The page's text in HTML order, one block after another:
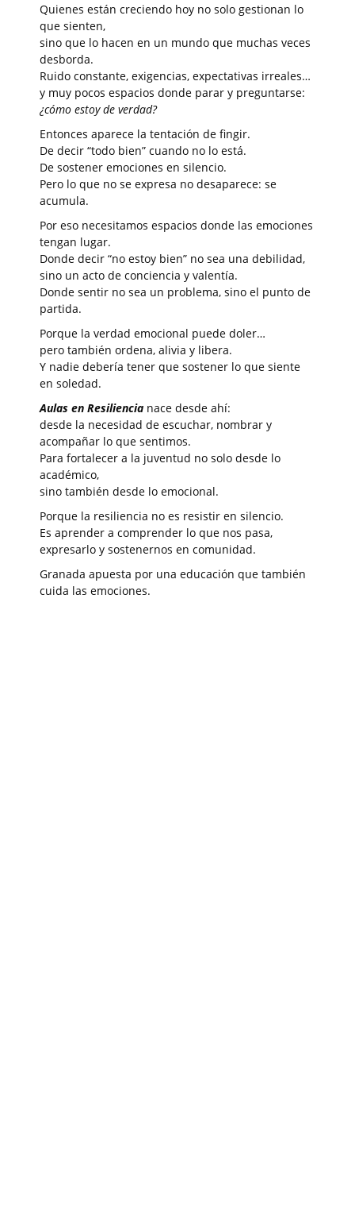
Quienes están creciendo hoy no solo gestionan lo
que sienten,
sino que lo hacen en un mundo que muchas veces
desborda.
Ruido constante, exigencias, expectativas irreales…
y muy pocos espacios donde parar y preguntarse:
¿cómo estoy de verdad?
Entonces aparece la tentación de fingir.
De decir “todo bien” cuando no lo está.
De sostener emociones en silencio.
Pero lo que no se expresa no desaparece: se
acumula.
Por eso necesitamos espacios donde las emociones
tengan lugar.
Donde decir “no estoy bien” no sea una debilidad,
sino un acto de conciencia y valentía.
Donde sentir no sea un problema, sino el punto de
partida.
Porque la verdad emocional puede doler…
pero también ordena, alivia y libera.
Y nadie debería tener que sostener lo que siente
en soledad.
Aulas en Resiliencia nace desde ahí:
desde la necesidad de escuchar, nombrar y
acompañar lo que sentimos.
Para fortalecer a la juventud no solo desde lo
académico,
sino también desde lo emocional.
Porque la resiliencia no es resistir en silencio.
Es aprender a comprender lo que nos pasa,
expresarlo y sostenernos en comunidad.
Granada apuesta por una educación que también
cuida las emociones.